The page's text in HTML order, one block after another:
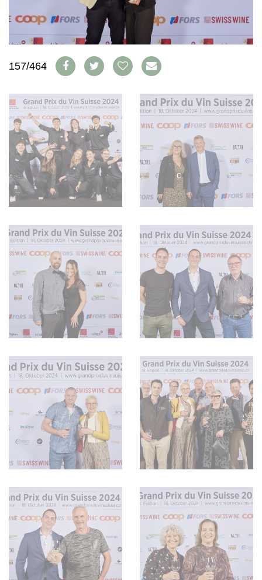
ABO
ARCHIV
VORTEILSWELT
PORTRAITS
VINOPHILES
AWARDS
GEWINNSPIELE
VORTEILSWELT
TRINKREIFETABELLE
ABO
WEINSUCHE
NEWSLETTER
WINE TRADE CLUB
REDAKTION
JOBS
WERBUNG
IMPRESSUM
AGB & DATENSCHUTZ
157/464